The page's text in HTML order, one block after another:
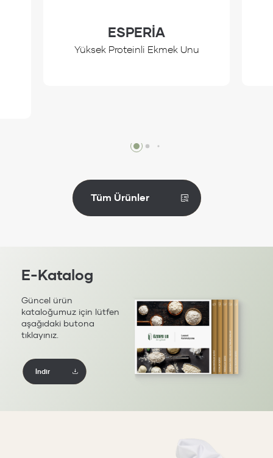
ESPERİA
Yüksek Proteinli Ekmek Unu
Tüm Ürünler
E-Katalog
Güncel ürün
kataloğumuz için lütfen
aşağıdaki butona
tıklayınız.
İndir